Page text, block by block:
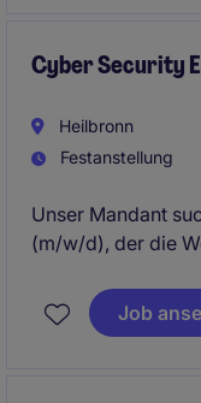
Cyber Security
Heilbronn
Festanstellung
Unser Mandant
(m/w/d), der die
integriert. In
Job